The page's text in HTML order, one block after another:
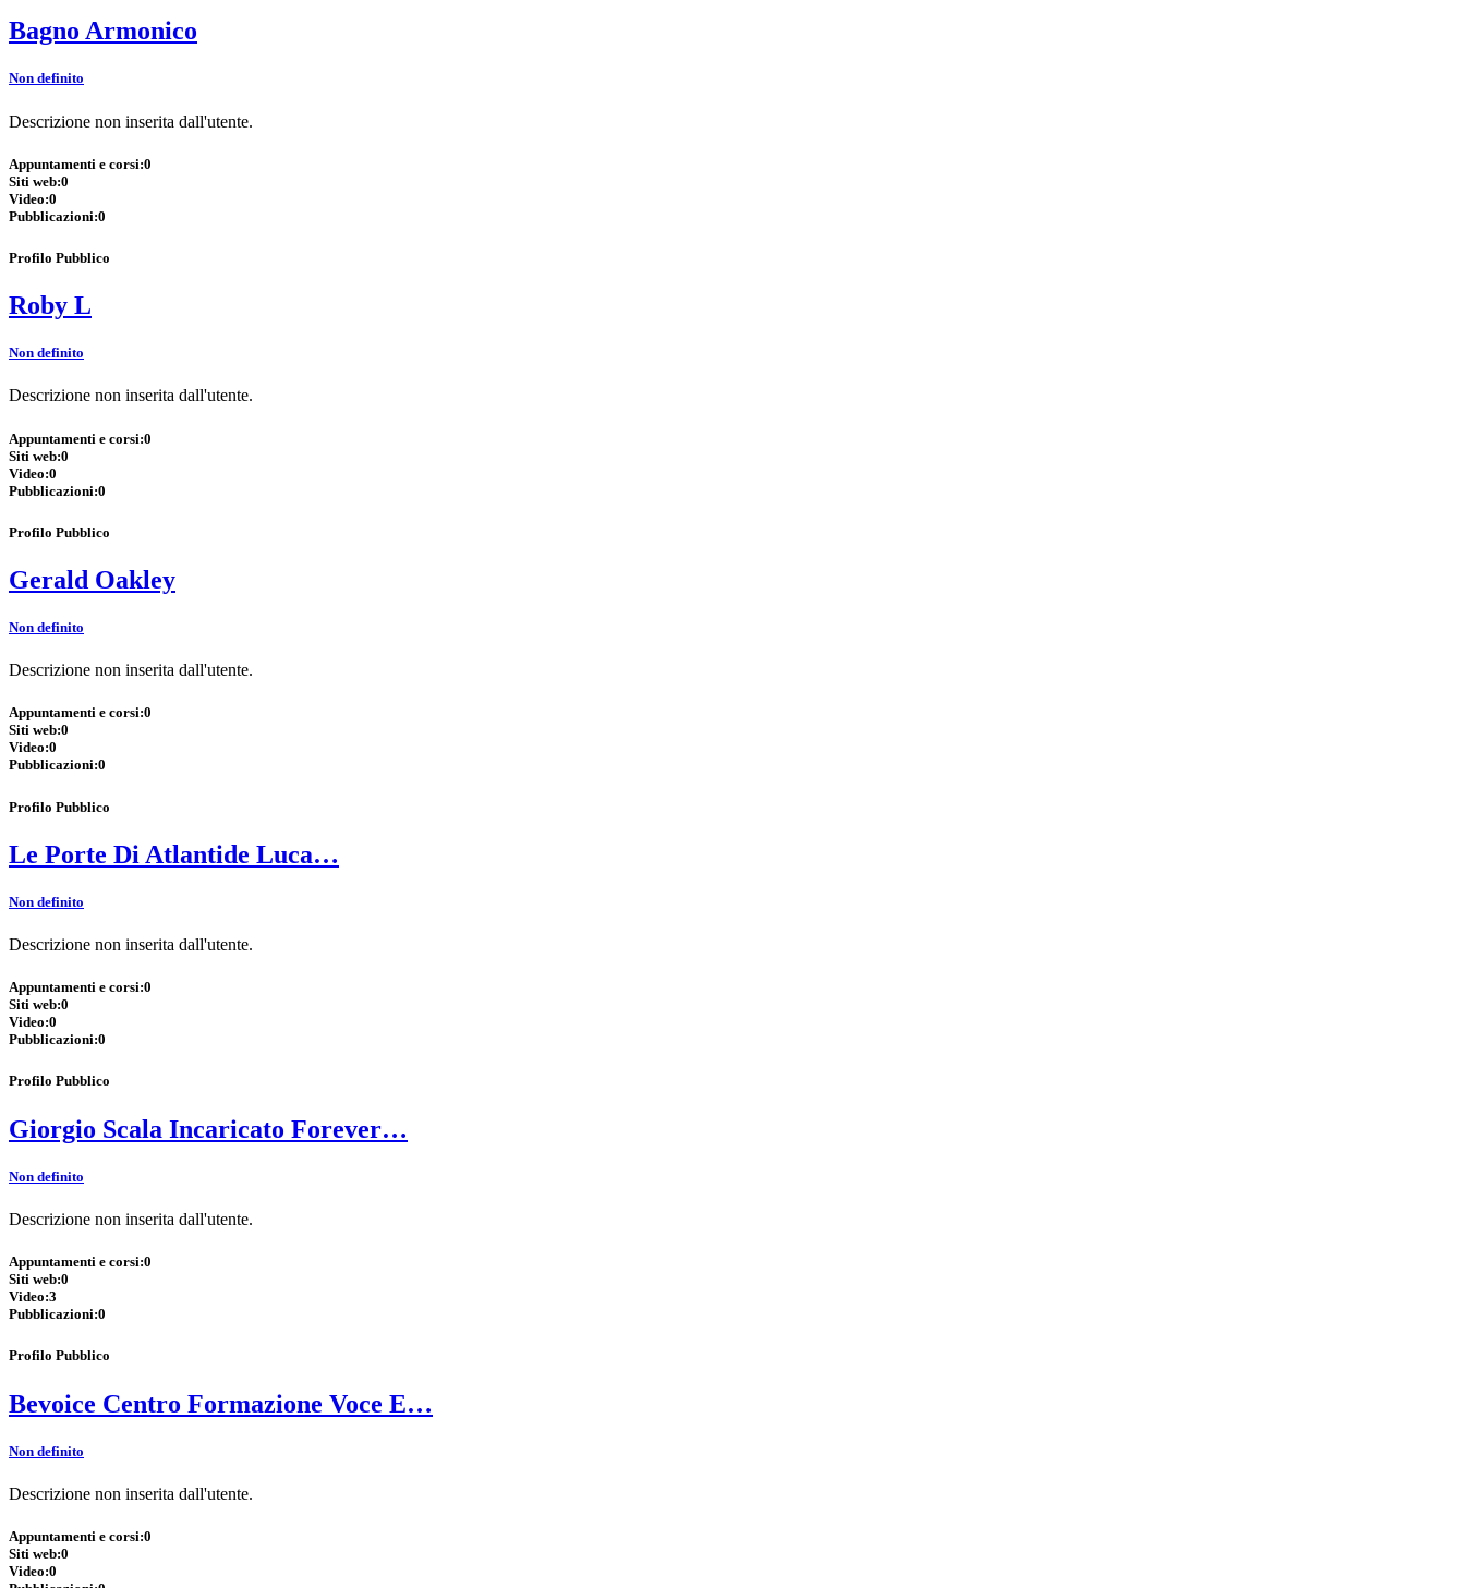
Bagno Armonico
Non definito
Descrizione non inserita dall'utente.
Appuntamenti e corsi:0
Siti web:0
Video:0
Pubblicazioni:0
Profilo Pubblico
Roby L
Non definito
Descrizione non inserita dall'utente.
Appuntamenti e corsi:0
Siti web:0
Video:0
Pubblicazioni:0
Profilo Pubblico
Gerald Oakley
Non definito
Descrizione non inserita dall'utente.
Appuntamenti e corsi:0
Siti web:0
Video:0
Pubblicazioni:0
Profilo Pubblico
Le Porte Di Atlantide Luca…
Non definito
Descrizione non inserita dall'utente.
Appuntamenti e corsi:0
Siti web:0
Video:0
Pubblicazioni:0
Profilo Pubblico
Giorgio Scala Incaricato Forever…
Non definito
Descrizione non inserita dall'utente.
Appuntamenti e corsi:0
Siti web:0
Video:3
Pubblicazioni:0
Profilo Pubblico
Bevoice Centro Formazione Voce E…
Non definito
Descrizione non inserita dall'utente.
Appuntamenti e corsi:0
Siti web:0
Video:0